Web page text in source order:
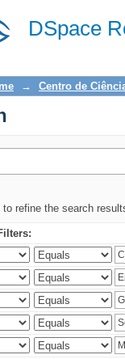
DSpace
→ Centro de
to refine the search